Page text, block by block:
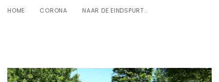
HOME CORONA NAAR DE EINDSPURT…